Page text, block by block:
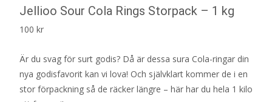
Jellioo Sour Cola Rings Storpack – 1 kg
100 kr
Är du svag för surt godis? Då är dessa sura Cola-ringar din
nya godisfavorit kan vi lova! Och självklart kommer de i en
stor förpackning så de räcker längre – här har du hela 1 kilo